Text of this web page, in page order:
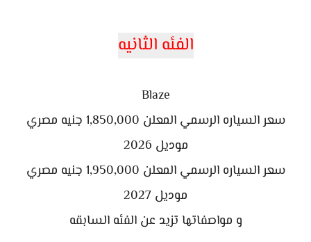
الفئه الثانيه
Blaze
سعر السياره الرسمي المعلن 1,850,000 جنيه مصري
موديل 2026
سعر السياره الرسمي المعلن 1,950,000 جنيه مصري
موديل 2027
و مواصفاتها تزيد عن الفئه السابقه